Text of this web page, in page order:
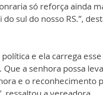
só reforça ainda
sul do nosso RS.”,
e ela carrega esse
a senhora possa
e o reconhecimento